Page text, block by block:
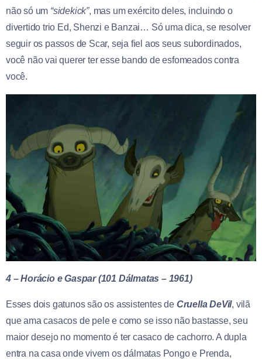
não só um “sidekick”, mas um exército deles, incluindo o
divertido trio Ed, Shenzi e Banzai… Só uma dica, se resolver
seguir os passos de Scar, seja fiel aos seus subordinados,
você não vai querer ter esse bando de esfomeados contra
você.
4 – Horácio e Gaspar (101 Dálmatas – 1961)
Esses dois gatunos são os assistentes de Cruella DeVil, vilã
que ama casacos de pele e como se isso não bastasse, seu
maior desejo no momento é ter casaco de cachorro. A dupla
entra na casa onde vivem os dálmatas Pongo e Prenda,